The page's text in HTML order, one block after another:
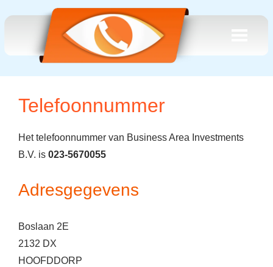
Telefoonnummer
Het telefoonnummer van Business Area Investments
B.V. is 023-5670055
Adresgegevens
Boslaan 2E
2132 DX
HOOFDDORP